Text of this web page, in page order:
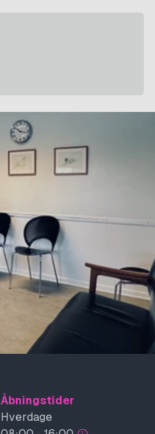
Åbningstider
Hverdage